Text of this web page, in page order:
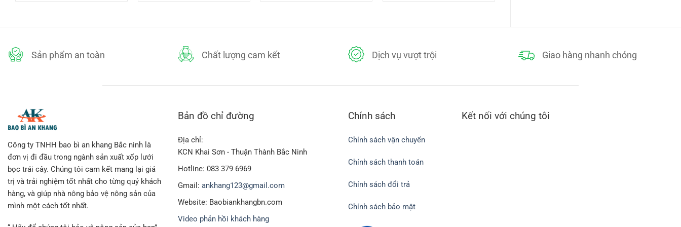
Chiều dài 20 x 10cm bản rộng chưa kéo dãn
Lưới xốp dầy dặn, mắt lưới to và thông thoáng, lưu thông không khí trong quá trình bảo quản rất tốt
là:
tại
là:
tại
là:
tại
Sản phẩm an toàn Chất lượng cam kết Dịch vụ vượt trội Giao hàng nhanh chóng
Công ty TNHH bao bì an khang Bắc ninh là
đơn vị đi đầu trong ngành sản xuất xốp lưới
bọc trái cây. Chúng tôi cam kết mang lại giá
trị và trải nghiệm tốt nhất cho từng quý khách
hàng, và giúp nhà nông bảo vệ nông sản của
mình một cách tốt nhất.
Bản đồ chỉ đường
Địa chỉ:
KCN Khai Sơn - Thuận Thành Bắc Ninh
Hotline: 083 379 6969
Gmail: ankhang123@gmail.com
Website: Baobiankhangbn.com
Video phản hồi khách hàng
Chính sách
Chính sách vận chuyển
Chính sách thanh toán
Chính sách đổi trả
Chính sách bảo mật
Kết nối với chúng tôi